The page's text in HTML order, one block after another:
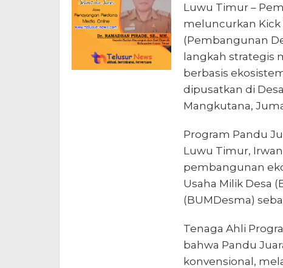
Luwu Timur –
meluncurkan Kick
(Pembangunan
langkah strategis
berbasis
dipusatkan di
Mangkutana,
Program Pandu
Luwu Timur,
pembangunan
Usaha Milik Desa
(BUMDesma)
Tenaga Ahli
bahwa Pandu
konvensional,